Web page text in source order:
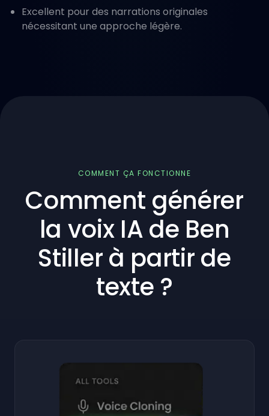
Excellent pour des narrations originales
nécessitant une approche légère.
COMMENT ÇA FONCTIONNE
Comment générer
la voix IA de Ben
Stiller à partir de
texte ?